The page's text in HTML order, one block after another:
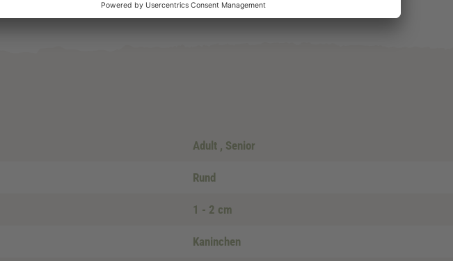
Südbrookmerland, info@schecker.de
Adult , Senior
Rund
1 - 2 cm
Kaninchen